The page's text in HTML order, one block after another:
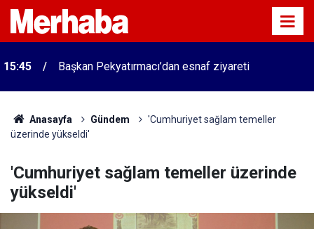
15:45 Başkan Pekyatırmacı’dan esnaf ziyareti
Anasayfa Gündem
'Cumhuriyet sağlam temeller
üzerinde yükseldi'
'Cumhuriyet sağlam temeller üzerinde
yükseldi'